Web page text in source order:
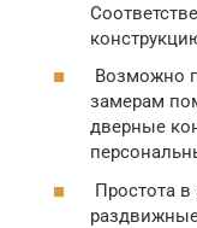
Возможно
замерам
дверные
Простота в